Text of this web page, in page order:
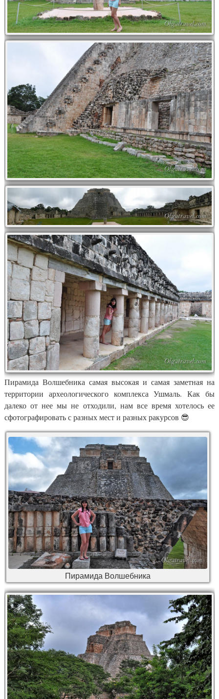
Пирамида Волшебника самая высокая и самая заметная на
территории археологического комплекса Ушмаль. Как бы
далеко от нее мы не отходили, нам все время хотелось ее
сфотографировать с разных мест и разных ракурсов 😎
Пирамида Волшебника